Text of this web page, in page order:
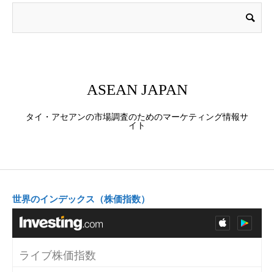
ASEAN JAPAN
タイ・アセアンの市場調査のためのマーケティング情報サ
イト
世界のインデックス（株価指数）